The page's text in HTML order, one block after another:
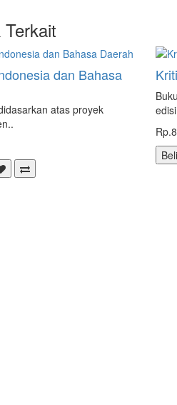
dan Bahasa
atas proyek
Beli